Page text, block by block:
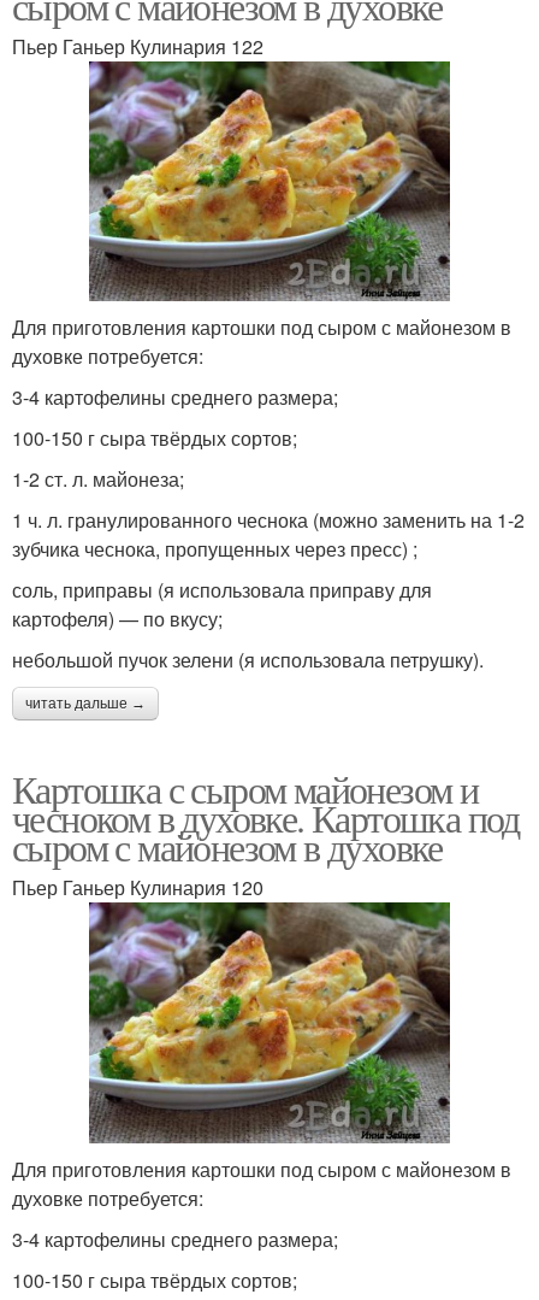
Пьер Ганьер Кулинария 122
Для приготовления картошки под сыром с майонезом в
духовке потребуется:
3-4 картофелины среднего размера;
100-150 г сыра твёрдых сортов;
1-2 ст. л. майонеза;
1 ч. л. гранулированного чеснока (можно заменить на 1-2
зубчика чеснока, пропущенных через пресс) ;
соль, приправы (я использовала приправу для
картофеля) — по вкусу;
небольшой пучок зелени (я использовала петрушку).
читать дальше →
Картошка с сыром майонезом и
чесноком в духовке. Картошка под
сыром с майонезом в духовке
Пьер Ганьер Кулинария 120
Для приготовления картошки под сыром с майонезом в
духовке потребуется:
3-4 картофелины среднего размера;
100-150 г сыра твёрдых сортов;